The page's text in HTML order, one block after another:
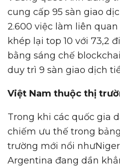
cung cấp 95 sàn giao
2.600 việc làm liên
khép lại top 10 với 73,2
bằng sáng chế
duy trì 9 sàn giao dịch
Việt Nam thuộc thị trườ
Trong khi các quốc gia
chiếm ưu thế trong
trường mới nổi
Argentina đang dần